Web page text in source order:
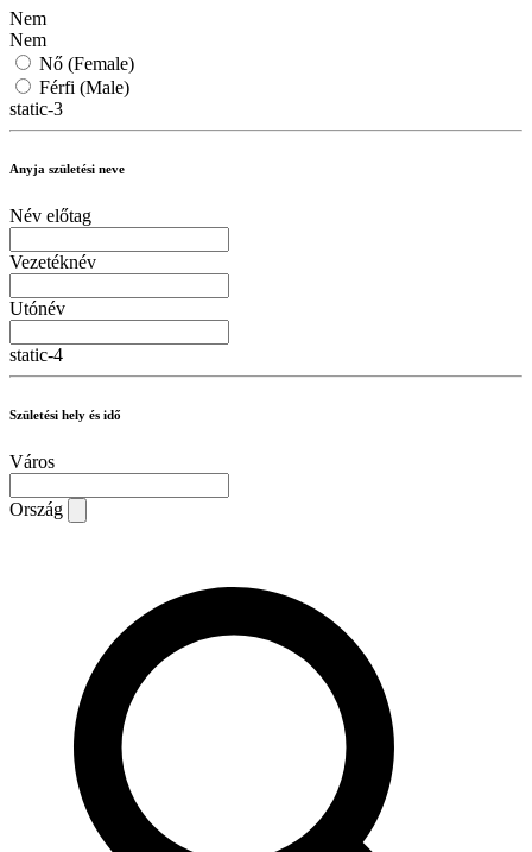
Nem
Nem
Nő (Female)
Férfi (Male)
static-3
Anyja születési neve
Név előtag
Vezetéknév
Utónév
static-4
Születési hely és idő
Város
Ország